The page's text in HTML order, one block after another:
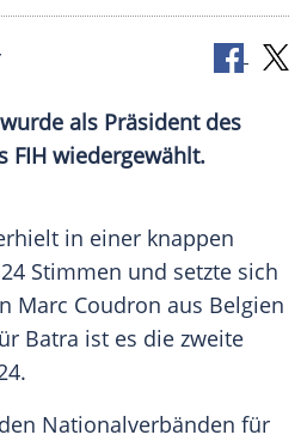
wurde als Präsident des
FIH wiedergewählt.
in einer knappen
Stimmen und setzte sich
Marc Coudron aus Belgien
Batra ist es die zweite
Nationalverbänden für